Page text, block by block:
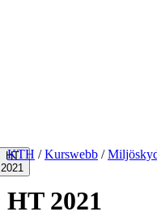
HT
2021
KTH / Kurswebb /
HT 2021